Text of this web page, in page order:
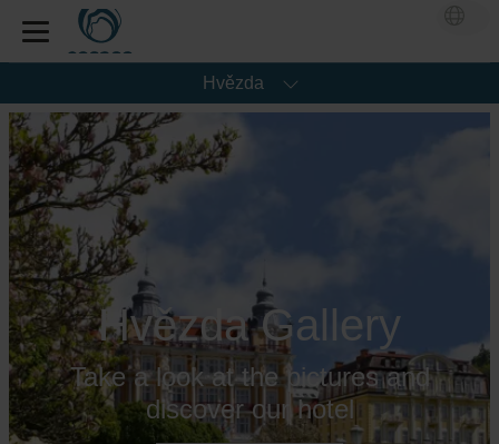
Hvězda
Hvězda Gallery
Take a look at the pictures and
discover our hotel